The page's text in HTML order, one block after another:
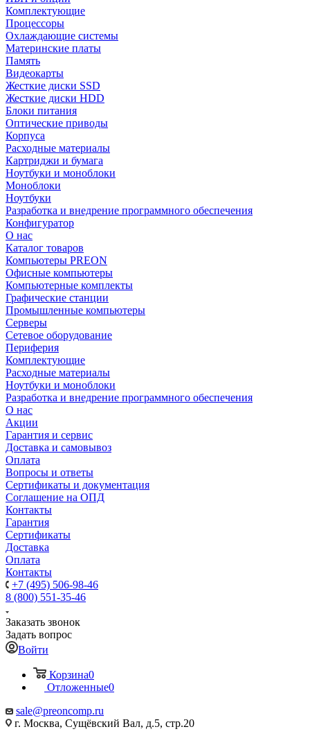
Комплектующие
Процессоры
Охлаждающие системы
Материнские платы
Память
Видеокарты
Жесткие диски SSD
Жесткие диски HDD
Блоки питания
Оптические приводы
Корпуса
Расходные материалы
Картриджи и бумага
Ноутбуки и моноблоки
Моноблоки
Ноутбуки
Разработка и внедрение программного обеспечения
Конфигуратор
О нас
Каталог товаров
Компьютеры PREON
Офисные компьютеры
Компьютерные комплекты
Графические станции
Промышленные компьютеры
Серверы
Сетевое оборудование
Периферия
Комплектующие
Расходные материалы
Ноутбуки и моноблоки
Разработка и внедрение программного обеспечения
О нас
Акции
Гарантия и сервис
Доставка и самовывоз
Оплата
Вопросы и ответы
Сертификаты и документация
Соглашение на ОПД
Контакты
Гарантия
Сертификаты
Доставка
Оплата
Контакты
+7 (495) 506-98-46
8 (800) 551-35-46
Заказать звонок
Задать вопрос
Войти
Корзина0
Отложенные0
sale@preoncomp.ru
г. Москва, Сущёвский Вал, д.5, стр.20